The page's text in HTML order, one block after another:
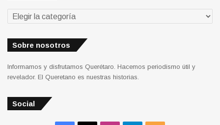
Secciones
Sobre nosotros
Informamos y disfrutamos Querétaro. Hacemos periodismo útil y
revelador. El Queretano es nuestras historias.
Social